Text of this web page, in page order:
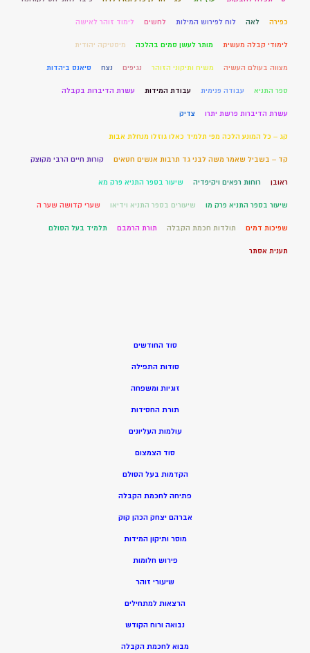
כפירה לאה לוח לפירוש המילות לחשים לימוד זוהר לאישה
לימודי קבלה מעשית מותר לעשן סמים בהלכה מיסטיקה יהודית
מצווה בעולם העשיה משיח ותיקוני הזוהר נגיפים נצח סיאנס ביהדות
ספר התניא עבודה פנימית עבודת המידות עשרת הדיברות בקבלה
עשרת הדיברות פרשת יתרו צדיק
קג – כל המונע הלכה מפי תלמיד כאלו גוזלו מנחלת אבות
קד – בשביל שאמר משה לבני גד תרבות אנשים חטאים קורות חיים הרבי מקוצק
ראובן רוחות רפאים ויקיפדיה שיעור בספר התניא פרק מא
שיעור בספר התניא פרק מו שיעורים בספר התניא וידיאו שערי קדושה שער ה
שפיכות דמים תולדות חכמת הקבלה תורת הרמבם תלמיד בעל הסולם
תענית אסתר
סוד החודשים
סודות התפילה
זוגיות ומשפחה
תורת החסידות
עולמות העליונים
סוד הצמצום
הקדמות בעל הסולם
פתיחה לחכמת הקבלה
אברהם יצחק הכהן קוק
מוסר ותיקון המידות
פירוש חלומות
שיעורי זוהר
הרצאות למתחילים
נבואה ורוח הקודש
מבוא לחכמת הקבלה